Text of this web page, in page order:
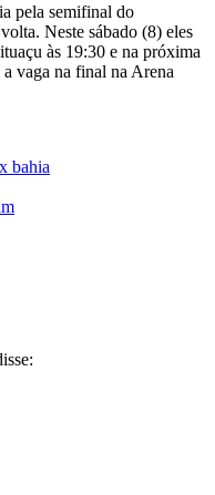
pela semifinal do
Neste sábado (8) eles
às 19:30 e na próxima
vaga na final na Arena
bahia